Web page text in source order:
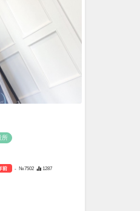
所
前 - №7502 1287